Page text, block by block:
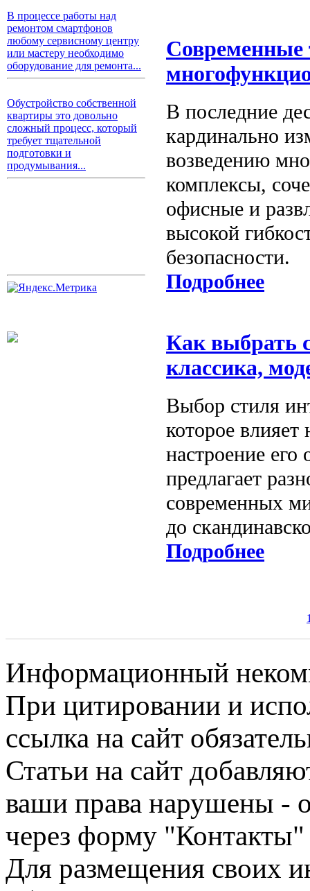
В процессе работы над
ремонтом смартфонов
любому сервисному центру
или мастеру необходимо
оборудование для ремонта...
Обустройство собственной
квартиры это довольно
сложный процесс, который
требует тщательной
подготовки и
продумывания...
Современные
В последние
кардинально
возведению
комплексы,
офисные и
высокой
безопасности.
Подробнее
Как выбрать
классика,
Выбор стиля
которое
настроение
предлагает
современных
до
Подробнее
Информационный
При цитировании и
ссылка на сайт
Статьи на сайт
ваши права нарушены -
через форму "Контакты"
Для размещения своих